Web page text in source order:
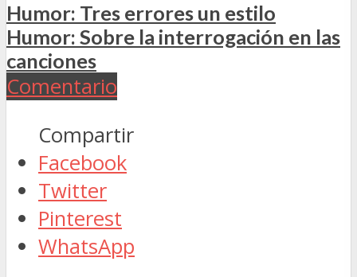
Humor: Tres errores un estilo
Humor: Sobre la interrogación en las
canciones
Comentario
Compartir
Facebook
Twitter
Pinterest
WhatsApp